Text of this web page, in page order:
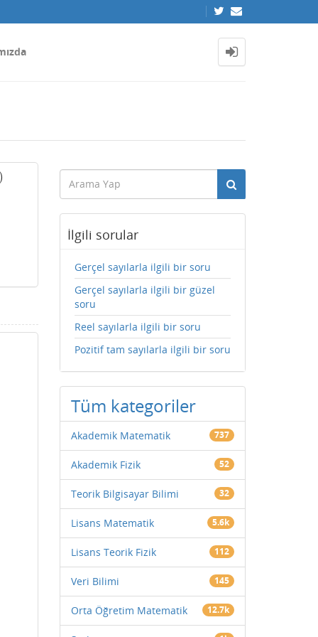
)
İlgili sorular
Gerçel sayılarla ilgili bir soru
Gerçel sayılarla ilgili bir güzel
soru
Reel sayılarla ilgili bir soru
Pozitif tam sayılarla ilgili bir soru
Tüm kategoriler
Akademik Matematik 737
Akademik Fizik 52
Teorik Bilgisayar Bilimi 32
Lisans Matematik 5.6k
Lisans Teorik Fizik 112
Veri Bilimi 145
Orta Öğretim Matematik 12.7k